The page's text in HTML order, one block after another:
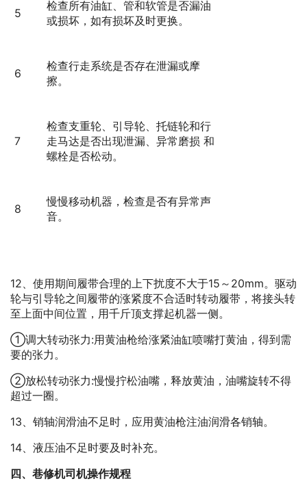
5
检查所有油缸、管和软管是否漏油
或损坏，如有损坏及时更换。
6
检查行走系统是否存在泄漏或摩
擦。
7
检查支重轮、引导轮、托链轮和行
走马达是否出现泄漏、异常磨损 和
螺栓是否松动。
8
慢慢移动机器，检查是否有异常声
音。
12、使用期间履带合理的上下扰度不大于15～20mm。驱动
轮与引导轮之间履带的涨紧度不合适时转动履带，将接头转
至上面中间位置，用千斤顶支撑起机器一侧。
①调大转动张力:用黄油枪给涨紧油缸喷嘴打黄油，得到需
要的张力。
②放松转动张力:慢慢拧松油嘴，释放黄油，油嘴旋转不得
超过一圈。
13、销轴润滑油不足时，应用黄油枪注油润滑各销轴。
14、液压油不足时要及时补充。
四、巷修机司机操作规程